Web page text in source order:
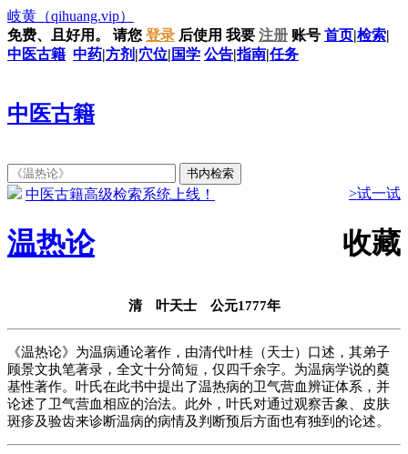
岐黄 （qihuang.vip）
免费、且好用。
请您 登录 后使用 我要 注册 账号 首页|检索|
中医古籍 中药|方剂 |穴位| 国学 公告|指南|任务
中医古籍
中医古籍高级检索系统上线！ >试一试
温热论 收藏
清 叶天士 公元1777年
《温热论》为温病通论著作，由清代叶桂（天士）口述，其弟子
顾景文执笔著录，全文十分简短，仅四千余字。为温病学说的奠
基性著作。叶氏在此书中提出了温热病的卫气营血辨证体系，并
论述了卫气营血相应的治法。此外，叶氏对通过观察舌象、皮肤
斑疹及验齿来诊断温病的病情及判断预后方面也有独到的论述。